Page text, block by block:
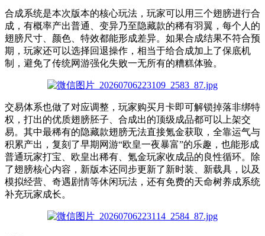
合成系统是本次版本的核心玩法，玩家可以用三个翅膀进行合
成，有概率产出普通、变异乃至隐藏款的稀有羽翼，每个人的
翅膀尺寸、颜色、特效都能形成差异。如果合成结果不符合预
期，玩家还可以选择回退操作，相当于给合成加上了保底机
制，避免了传统网游强化失败一无所有的糟糕体验。
交易体系也做了对应调整，玩家购买月卡即可解锁掉落非绑特
权，打出的优质翅膀胚子、合成出的顶级成品都可以上架交
易。其中最稀有的隐藏款翅膀无法直接氪金获取，全靠运气与
积累产出，复刻了早期网游“欧皇一夜暴富”的乐趣，也能形成
普通玩家打宝、欧皇出稀有、氪金玩家收成品的良性循环。除
了翅膀核心内容，新版本还同步更新了新时装、新载具，以及
模拟经营、奇遇剧情等休闲玩法，还有免费的天命树养成系统
补充玩家成长。